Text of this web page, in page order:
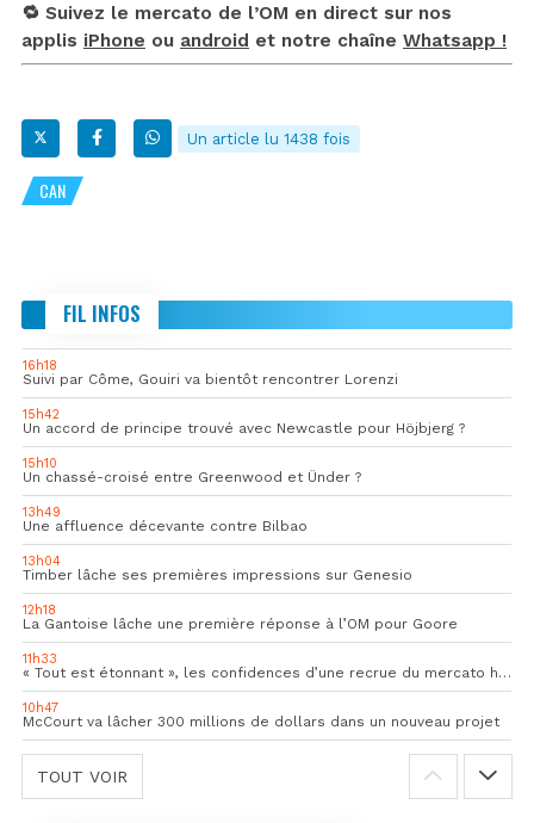
🔁 Suivez le mercato de l’OM en direct sur nos
applis iPhone ou android et notre chaîne Whatsapp !
Un article lu 1438 fois
CAN
FIL INFOS
16h18
Suivi par Côme, Gouiri va bientôt rencontrer Lorenzi
15h42
Un accord de principe trouvé avec Newcastle pour Höjbjerg ?
15h10
Un chassé-croisé entre Greenwood et Ünder ?
13h49
Une affluence décevante contre Bilbao
13h04
Timber lâche ses premières impressions sur Genesio
12h18
La Gantoise lâche une première réponse à l’OM pour Goore
11h33
« Tout est étonnant », les confidences d’une recrue du mercato hivernal de l’OM
10h47
McCourt va lâcher 300 millions de dollars dans un nouveau projet
TOUT VOIR